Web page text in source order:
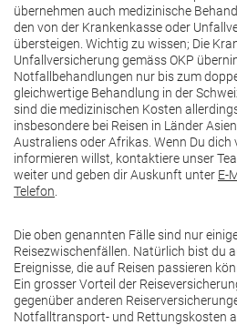
übernehmen auch medizinische
den von der Krankenkasse oder
übersteigen. Wichtig zu wissen; Die
Unfallversicherung gemäss OKP
Notfallbehandlungen nur bis zum
gleichwertige Behandlung in der
sind die medizinischen Kosten
insbesondere bei Reisen in Länder
Australiens oder Afrikas. Wenn Du dich
informieren willst, kontaktiere unser
weiter und geben dir Auskunft unter E-
Telefon
Die oben genannten Fälle sind nur
Reisezwischenfällen. Natürlich bist du
Ereignisse, die auf Reisen passieren
Ein grosser Vorteil der
gegenüber anderen
Notfalltransport- und Rettungskosten